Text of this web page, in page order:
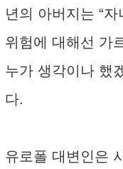
년의 아버지는 “
위험에 대해선 가
누가 생각이나 했
다.
유로폴 대변인은